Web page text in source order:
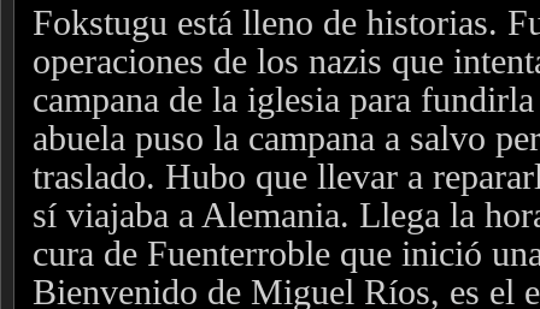
Fokstugu está lleno de historias.
operaciones de los nazis que
campana de la iglesia para
abuela puso la campana a salvo
traslado. Hubo que llevar a
sí viajaba a Alemania. Llega la
cura de Fuenterroble que inició
Bienvenido de Miguel Ríos, es el